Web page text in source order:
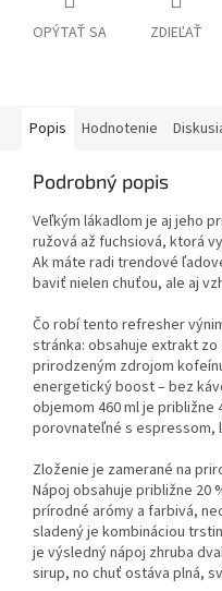
OPÝTAŤ SA ZDIEĽAŤ
Popis Hodnotenie
Podrobný popis
Veľkým lákadlom je aj jeho
ružová až fuchsiová, ktorá
Ak máte radi trendové
baviť nielen chuťou, ale aj
Čo robí tento refresher
stránka: obsahuje extrakt
prirodzeným zdrojom
energetický boost – bez
objemom 460 ml je
porovnateľné s espressom,
Zloženie je zamerané na
Nápoj obsahuje približne 20
prírodné arómy a farbivá,
sladený je kombináciou
je výsledný nápoj zhruba
sirup, no chuť ostáva plná,